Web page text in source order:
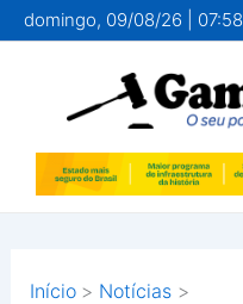
para
conteúdo
domingo, 09/08/26 | 07:58
Início
Notícias